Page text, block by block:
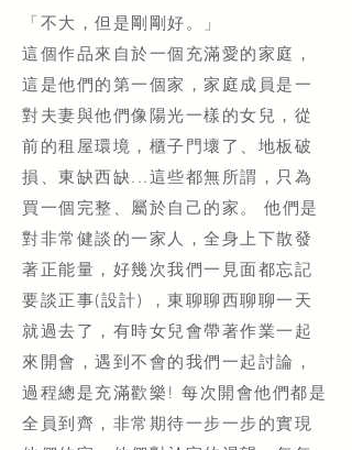
「不大，但是剛剛好。」
這個作品來自於一個充滿愛的家庭，
這是他們的第一個家，家庭成員是一
對夫妻與他們像陽光一樣的女兒，從
前的租屋環境，櫃子門壞了、地板破
損、東缺西缺...這些都無所謂，只為
買一個完整、屬於自己的家。 他們是
對非常健談的一家人，全身上下散發
著正能量，好幾次我們一見面都忘記
要談正事(設計) ，東聊聊西聊聊一天
就過去了，有時女兒會帶著作業一起
來開會，遇到不會的我們一起討論，
過程總是充滿歡樂! 每次開會他們都是
全員到齊，非常期待一步一步的實現